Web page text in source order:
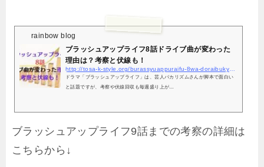
rainbow blog
ブラッシュアップライフ8話ドライブ曲が変わった
理由は？考察と伏線も！
ドラマ「ブラッシュアップライフ」は、芸人バカリズムさんが脚本で面白い
と話題ですが、考察や伏線回収も毎週盛り上が…
ブラッシュアップライフ9話までの考察の詳細は
こちらから↓